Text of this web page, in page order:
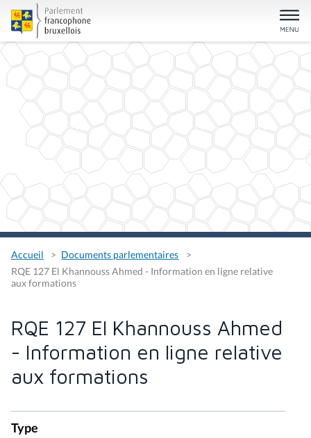
Accueil
Documents parlementaires
RQE 127 El Khannouss Ahmed - Information en ligne relative
aux formations
RQE 127 El Khannouss Ahmed
- Information en ligne relative
aux formations
Type